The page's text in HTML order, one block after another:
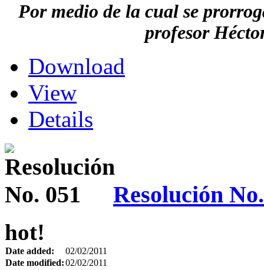
Por medio de la cual se
profesor
Download
View
Details
Resolución
hot!
Date added:
02/02/2011
Date modified:02/02/2011